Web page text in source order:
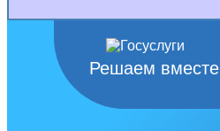
Решаем вместе